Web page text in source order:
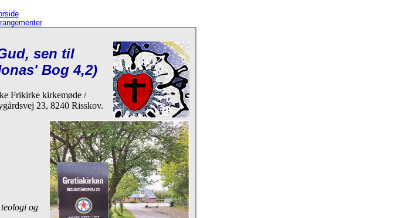
sen til
Bog 4,2)
Frikirke kirkemøde /
23, 8240 Risskov.
og